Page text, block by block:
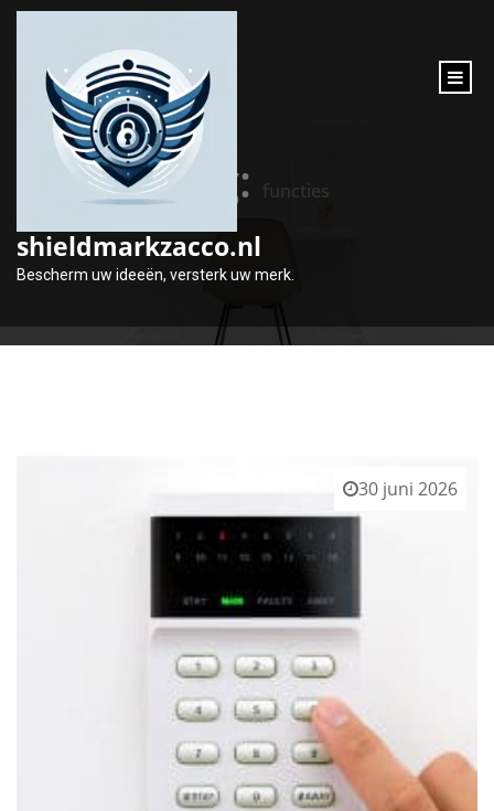
inhoud
shieldmarkzacco.nl
Bescherm uw ideeën, versterk uw merk.
Tag: functies
30 juni 2026